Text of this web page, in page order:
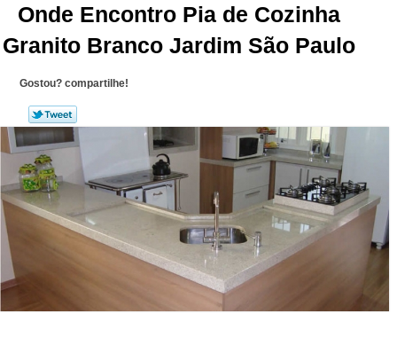
Onde Encontro Pia de Cozinha
Granito Branco Jardim São Paulo
Gostou? compartilhe!